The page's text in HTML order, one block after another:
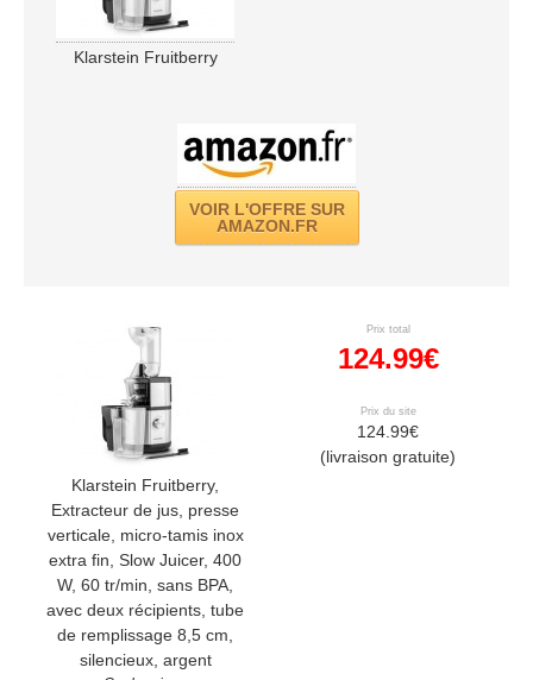
Klarstein Fruitberry
VOIR L'OFFRE SUR
AMAZON.FR
Klarstein Fruitberry,
Extracteur de jus, presse
verticale, micro-tamis inox
extra fin, Slow Juicer, 400
W, 60 tr/min, sans BPA,
avec deux récipients, tube
de remplissage 8,5 cm,
silencieux, argent
Prix total
124.99€
Prix du site
124.99€
(livraison gratuite)